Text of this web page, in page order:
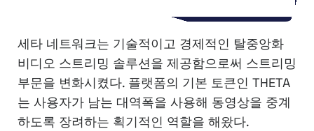
세타 네트워크는 기술적이고 경제적인 탈중앙화
비디오 스트리밍 솔루션을 제공함으로써 스트리밍
부문을 변화시켰다. 플랫폼의 기본 토큰인 THETA
는 사용자가 남는 대역폭을 사용해 동영상을 중계
하도록 장려하는 획기적인 역할을 해왔다.